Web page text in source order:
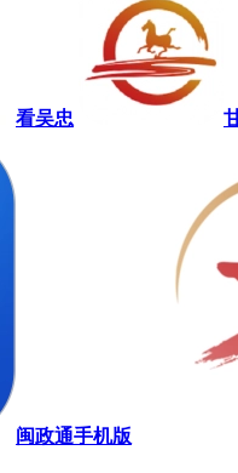
看吴忠
闽政通手机版